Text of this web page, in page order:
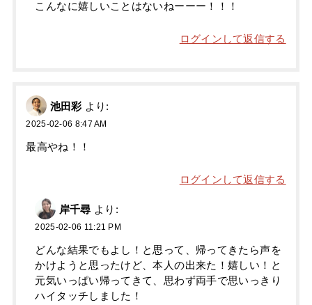
こんなに嬉しいことはないねーーー！！！
ログインして返信する
池田彩 より:
2025-02-06 8:47 AM
最高やね！！
ログインして返信する
岸千尋 より:
2025-02-06 11:21 PM
どんな結果でもよし！と思って、帰ってきたら声を
かけようと思ったけど、本人の出来た！嬉しい！と
元気いっぱい帰ってきて、思わず両手で思いっきり
ハイタッチしました！